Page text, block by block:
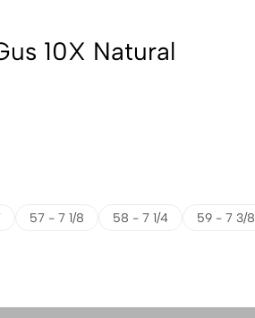
10X Natural
57 - 7 1/8 58 - 7 1/4 59 - 7 3/8